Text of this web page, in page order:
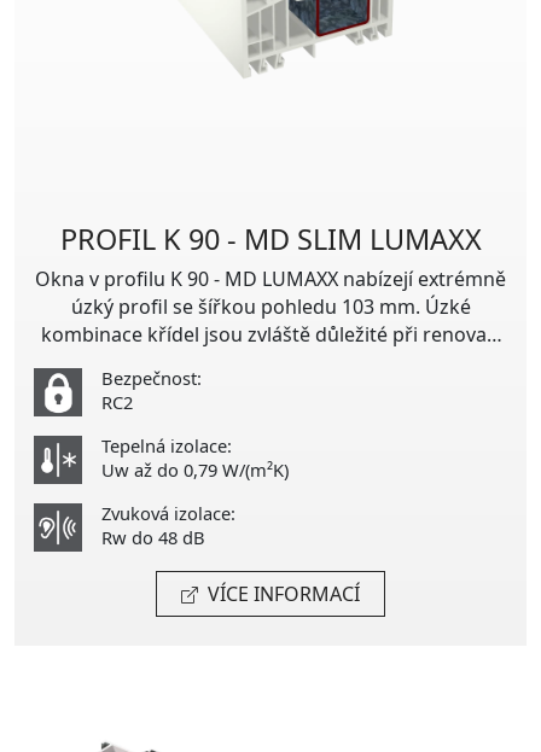
PROFIL K 90 - MD SLIM LUMAXX
Okna v profilu K 90 - MD LUMAXX nabízejí extrémně
úzký profil se šířkou pohledu 103 mm. Úzké
kombinace křídel jsou zvláště důležité při renovaci
památkově chráněných budov, by byl zachován
filigránský efekt historických pohledů z oken.
Bezpečnost:
RC2
Tepelná izolace:
Uw až do 0,79 W/(m²K)
Zvuková izolace:
Rw do 48 dB
VÍCE INFORMACÍ